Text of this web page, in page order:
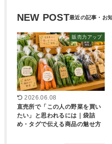
NEW POST
販売力アップ
2026.06.08
直売所で「この人の野菜を買い
たい」と思われるには｜袋詰
め・タグで伝える商品の魅せ方